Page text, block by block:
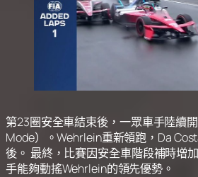
第23圈安全車結束後，一眾車手陸續
Mode）。Wehrlein重新領跑，Da
後。 最終，比賽因安全車階段補時增
手能夠動搖Wehrlein的領先優勢。